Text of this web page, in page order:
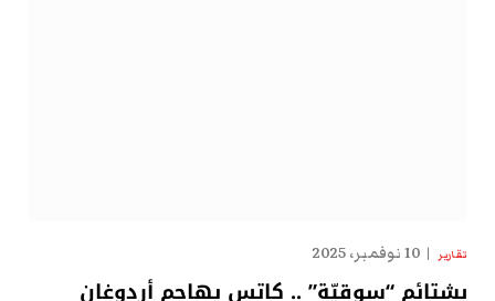
تقارير 10 نوفمبر، 2025
بشتائم “سوقيّة” .. كاتس يهاجم أردوغان